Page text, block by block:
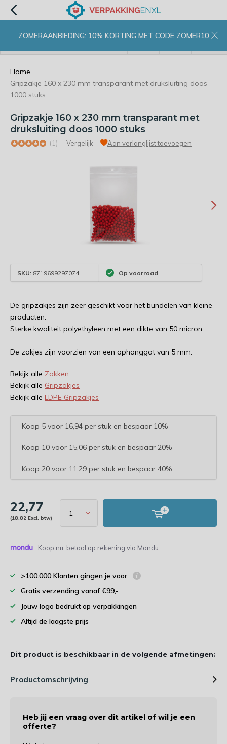
ZOMERAANBIEDING: 10% KORTING MET CODE ZOMER10
Home
Gripzakje 160 x 230 mm transparant met druksluiting doos
1000 stuks
Gripzakje 160 x 230 mm transparant met
druksluiting doos 1000 stuks
(1) Vergelijk Aan verlanglijst toevoegen
SKU: 8719699297074 Op voorraad
De gripzakjes zijn zeer geschikt voor het bundelen van kleine
producten.
Sterke kwaliteit polyethyleen met een dikte van 50 micron.
De zakjes zijn voorzien van een ophanggat van 5 mm.
Bekijk alle Zakken
Bekijk alle Gripzakjes
Bekijk alle LDPE Gripzakjes
Koop 5 voor 16,94 per stuk en bespaar 10%
Koop 10 voor 15,06 per stuk en bespaar 20%
Koop 20 voor 11,29 per stuk en bespaar 40%
22,77
(18,82 Excl. btw)
Koop nu, betaal op rekening via Mondu
>100.000 Klanten gingen je voor
Gratis verzending vanaf €99,-
Jouw logo bedrukt op verpakkingen
Altijd de laagste prijs
Dit product is beschikbaar in de volgende afmetingen:
Productomschrijving
Heb jij een vraag over dit artikel of wil je een
offerte?